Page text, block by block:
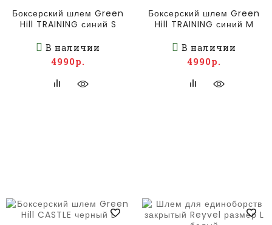
Боксерский шлем Green
Hill TRAINING синий S
В наличии
4990р.
Боксерский шлем Green
Hill TRAINING синий M
В наличии
4990р.